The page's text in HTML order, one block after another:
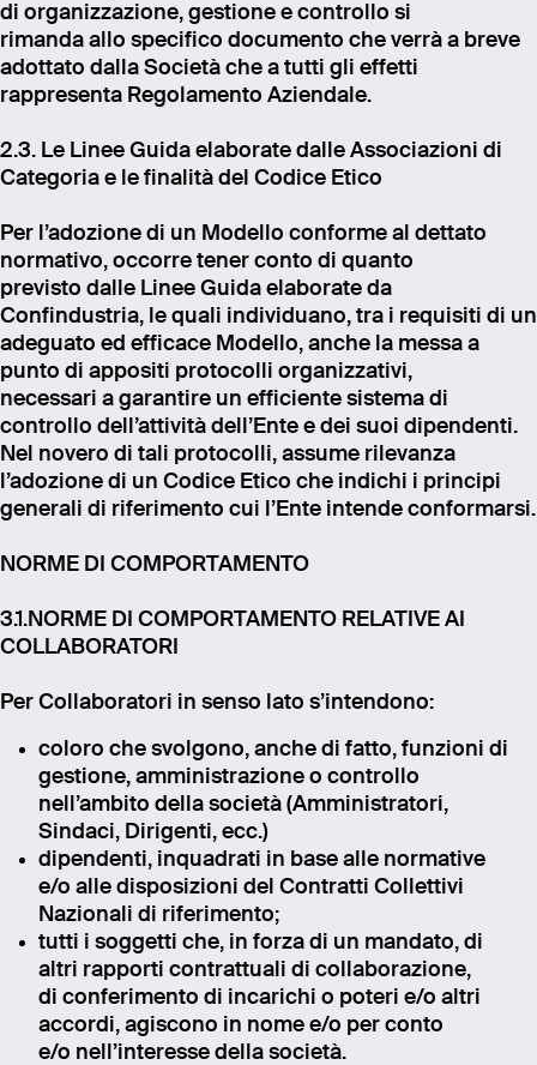
di organizzazione, gestione e controllo si
rimanda allo specifico documento che verrà a breve
adottato dalla Società che a tutti gli effetti
rappresenta Regolamento Aziendale.
2.3. Le Linee Guida elaborate dalle Associazioni di
Categoria e le finalità del Codice Etico
Per l’adozione di un Modello conforme al dettato
normativo, occorre tener conto di quanto
previsto dalle Linee Guida elaborate da
Confindustria, le quali individuano, tra i requisiti di un
adeguato ed efficace Modello, anche la messa a
punto di appositi protocolli organizzativi,
necessari a garantire un efficiente sistema di
controllo dell’attività dell’Ente e dei suoi dipendenti.
Nel novero di tali protocolli, assume rilevanza
l’adozione di un Codice Etico che indichi i principi
generali di riferimento cui l’Ente intende conformarsi.
NORME DI COMPORTAMENTO
3.1.NORME DI COMPORTAMENTO RELATIVE AI
COLLABORATORI
Per Collaboratori in senso lato s’intendono:
coloro che svolgono, anche di fatto, funzioni di
gestione, amministrazione o controllo
nell’ambito della società (Amministratori,
Sindaci, Dirigenti, ecc.)
dipendenti, inquadrati in base alle normative
e/o alle disposizioni del Contratti Collettivi
Nazionali di riferimento;
tutti i soggetti che, in forza di un mandato, di
altri rapporti contrattuali di collaborazione,
di conferimento di incarichi o poteri e/o altri
accordi, agiscono in nome e/o per conto
e/o nell’interesse della società.